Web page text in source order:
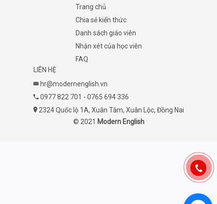
Trang chủ
Chia sẻ kiến thức
Danh sách giáo viên
Nhận xét của học viên
FAQ
LIÊN HỆ
hr@modernenglish.vn
0977 822 701 - 0765 694 336
2324 Quốc lộ 1A, Xuân Tâm, Xuân Lộc, Đồng Nai
© 2021 Modern English